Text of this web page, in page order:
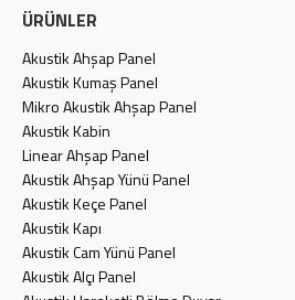
ÜRÜNLER
Akustik Ahşap Panel
Akustik Kumaş Panel
Mikro Akustik Ahşap Panel
Akustik Kabin
Linear Ahşap Panel
Akustik Ahşap Yünü Panel
Akustik Keçe Panel
Akustik Kapı
Akustik Cam Yünü Panel
Akustik Alçı Panel